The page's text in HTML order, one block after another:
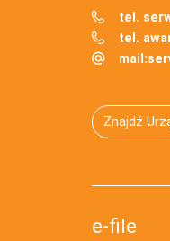
tel.
tel.
mail:
Znajdź
e-file